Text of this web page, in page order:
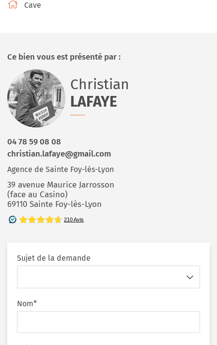
Cave
Ce bien vous est présenté par :
Christian
LAFAYE
04 78 59 08 08
christian.lafaye@gmail.com
Agence de Sainte Foy-lès-Lyon
39 avenue Maurice Jarrosson
(face au Casino)
69110 Sainte Foy-lès-Lyon
Sujet de la demande
Nom*